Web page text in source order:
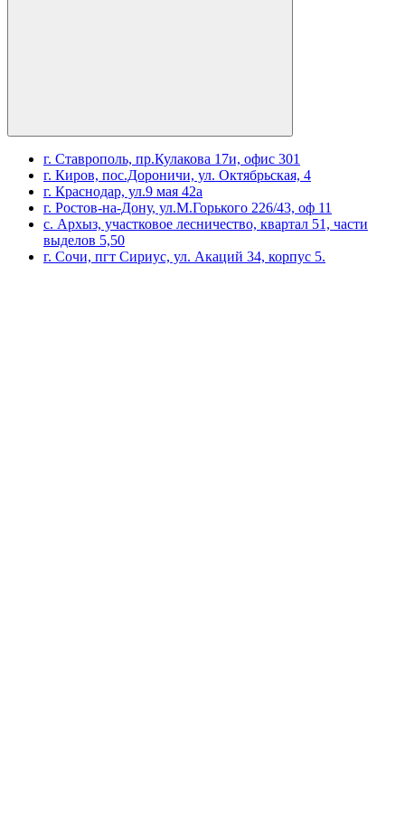
г. Ставрополь, пр.Кулакова 17и, офис 301
г. Киров, пос.Дороничи, ул. Октябрьская, 4
г. Краснодар, ул.9 мая 42а
г. Ростов-на-Дону, ул.М.Горького 226/43, оф 11
с. Архыз, участковое лесничество, квартал 51, части
выделов 5,50
г. Сочи, пгт Сириус, ул. Акаций 34, корпус 5.